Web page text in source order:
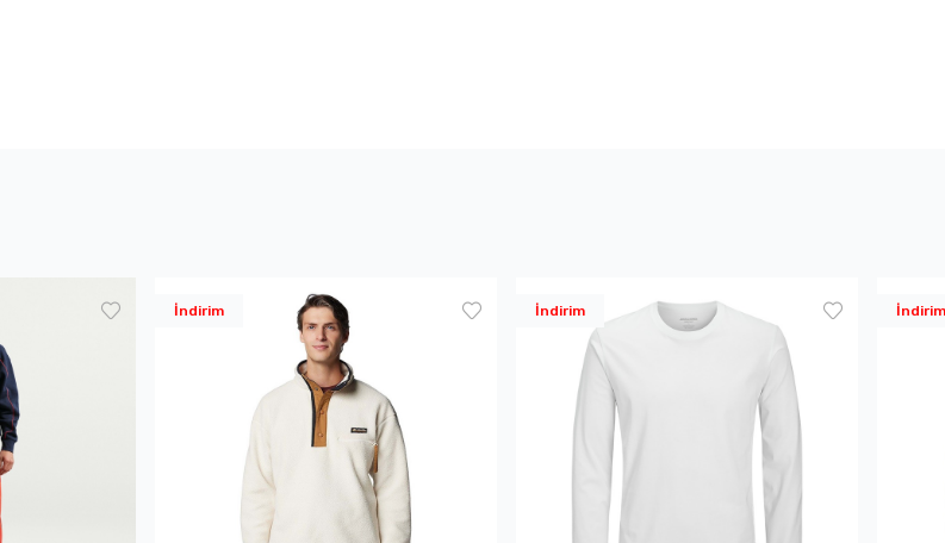
İndirim İndirim İndirim